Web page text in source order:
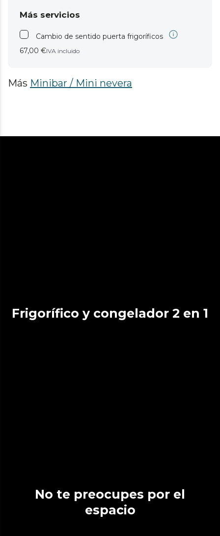
Más servicios
Cambio de sentido puerta frigoríficos
67,00 €IVA incluido
Más Minibar / Mini nevera
Frigorífico y congelador 2 en 1
No te preocupes por el
espacio